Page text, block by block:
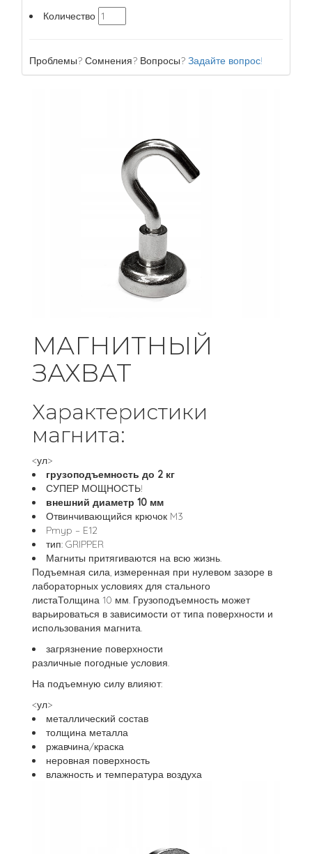
Количество
Проблемы? Сомнения? Вопросы? Задайте вопрос!
МАГНИТНЫЙ
ЗАХВАТ
Характеристики
магнита:
<ул>
грузоподъемность до 2 кг
СУПЕР МОЩНОСТЬ!
внешний диаметр 10 мм
Отвинчивающийся крючок M3
Pmyp – E12
тип: GRIPPER
Магниты притягиваются на всю жизнь.
Подъемная сила, измеренная при нулевом зазоре в
лабораторных условиях для стального
листаТолщина 10 мм. Грузоподъемность может
варьироваться в зависимости от типа поверхности и
использования магнита.
загрязнение поверхности
различные погодные условия.
На подъемную силу влияют:
<ул>
металлический состав
толщина металла
ржавчина/краска
неровная поверхность
влажность и температура воздуха